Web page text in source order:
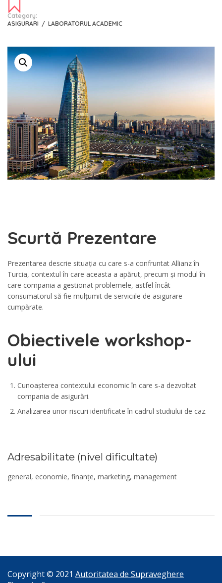
Category:
ASIGURARI / LABORATORUL ACADEMIC
Scurtă Prezentare
Prezentarea descrie situația cu care s-a confruntat Allianz în
Turcia, contextul în care aceasta a apărut, precum și modul în
care compania a gestionat problemele, astfel încât
consumatorul să fie mulțumit de serviciile de asigurare
cumpărate.
Obiectivele workshop-
ului
Cunoașterea contextului economic în care s-a dezvoltat
compania de asigurări.
Analizarea unor riscuri identificate în cadrul studiului de caz.
Adresabilitate (nivel dificultate)
general, economie, finanțe, marketing, management
Copyright © 2021 Autoritatea de Supraveghere